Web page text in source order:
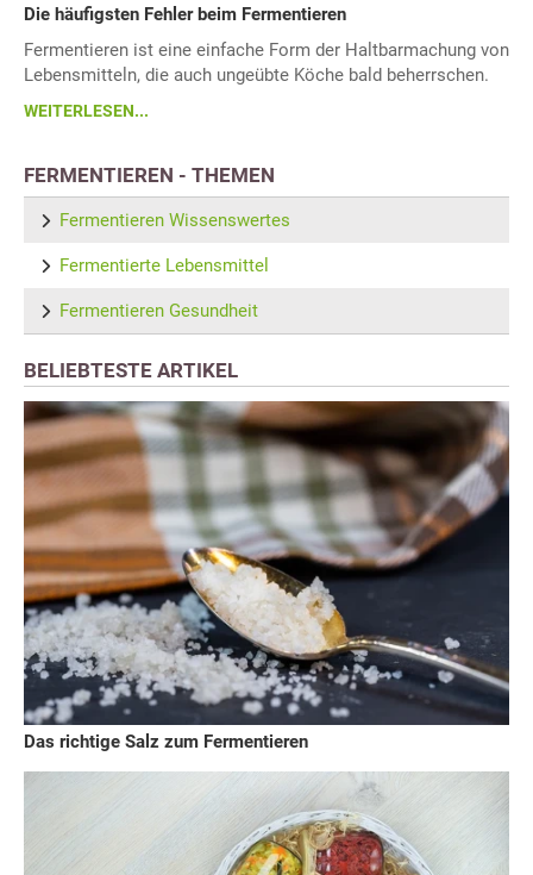
Die häufigsten Fehler beim Fermentieren
Fermentieren ist eine einfache Form der Haltbarmachung von
Lebensmitteln, die auch ungeübte Köche bald beherrschen.
WEITERLESEN...
FERMENTIEREN - THEMEN
Fermentieren Wissenswertes
Fermentierte Lebensmittel
Fermentieren Gesundheit
BELIEBTESTE ARTIKEL
Das richtige Salz zum Fermentieren